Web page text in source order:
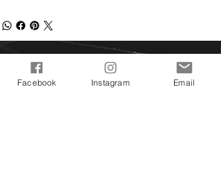
KONTAKT
Facebook Instagram Email